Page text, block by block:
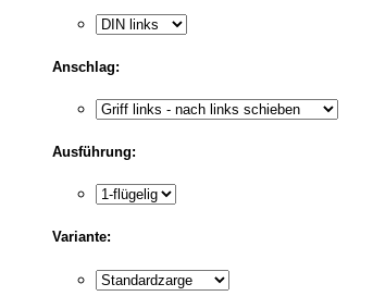
Anschlag:
Ausführung:
Variante: